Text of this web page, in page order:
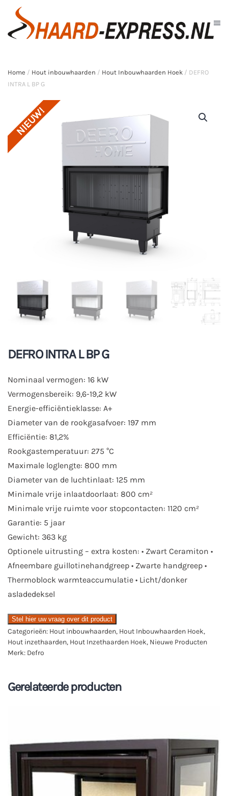
Skip to main content
Home / Hout inbouwhaarden / Hout Inbouwhaarden Hoek / DEFRO
INTRA L BP G
NIEUW!
DEFRO INTRA L BP G
Nominaal vermogen: 16 kW
Vermogensbereik: 9,6-19,2 kW
Energie-efficiëntieklasse: A+
Diameter van de rookgasafvoer: 197 mm
Efficiëntie: 81,2%
Rookgastemperatuur: 275 °C
Maximale loglengte: 800 mm
Diameter van de luchtinlaat: 125 mm
Minimale vrije inlaatdoorlaat: 800 cm²
Minimale vrije ruimte voor stopcontacten: 1120 cm²
Garantie: 5 jaar
Gewicht: 363 kg
Optionele uitrusting – extra kosten: • Zwart Ceramiton •
Afneembare guillotinehandgreep • Zwarte handgreep •
Thermoblock warmteaccumulatie • Licht/donker
asladedeksel
Stel hier uw vraag over dit product
Categorieën: Hout inbouwhaarden, Hout Inbouwhaarden Hoek,
Hout inzethaarden, Hout Inzethaarden Hoek, Nieuwe Producten
Merk: Defro
Gerelateerde producten